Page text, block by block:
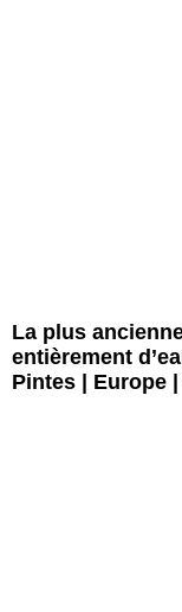
La plus
entièrement
Pintes | Europe